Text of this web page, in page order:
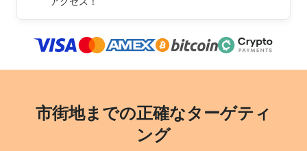
市街地までの正確なターゲティ
ング